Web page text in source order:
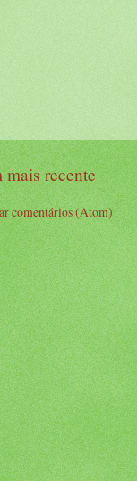
mais recente
comentários (Atom)